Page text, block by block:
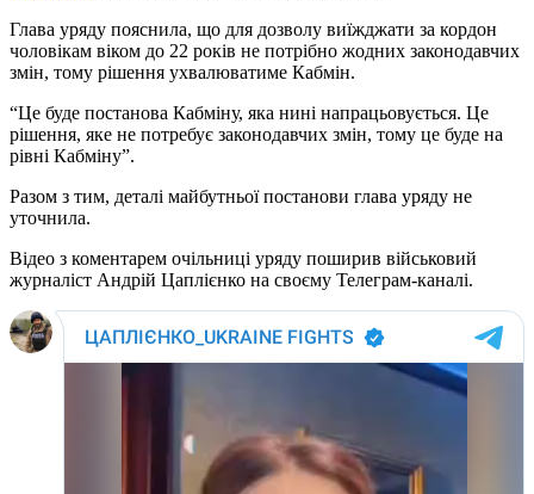
Глава уряду пояснила, що для дозволу виїжджати за кордон
чоловікам віком до 22 років не потрібно жодних законодавчих
змін, тому рішення ухвалюватиме Кабмін.
“Це буде постанова Кабміну, яка нині напрацьовується. Це
рішення, яке не потребує законодавчих змін, тому це буде на
рівні Кабміну”.
Разом з тим, деталі майбутньої постанови глава уряду не
уточнила.
Відео з коментарем очільниці уряду поширив військовий
журналіст Андрій Цаплієнко на своєму Телеграм-каналі.